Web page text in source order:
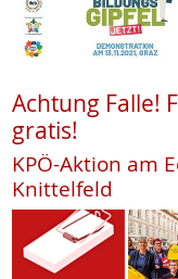
Achtung Falle!
gratis!
KPÖ-Aktion am
Knittelfeld